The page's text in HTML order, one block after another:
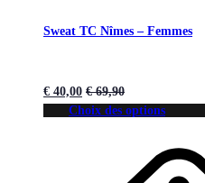
Sweat TC Nîmes – Femmes
€ 40,00 €69,90
Choix des options